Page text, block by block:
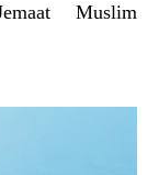
Muslim